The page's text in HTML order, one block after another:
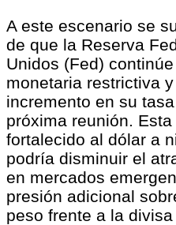
A este escenario se
de que la Reserva
Unidos (Fed)
monetaria restrictiva
incremento en su
próxima reunión.
fortalecido al dólar a
podría disminuir el
en mercados
presión adicional
peso frente a la